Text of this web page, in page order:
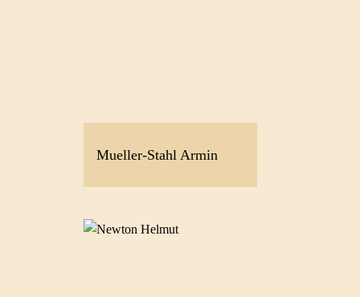
Mueller-Stahl Armin